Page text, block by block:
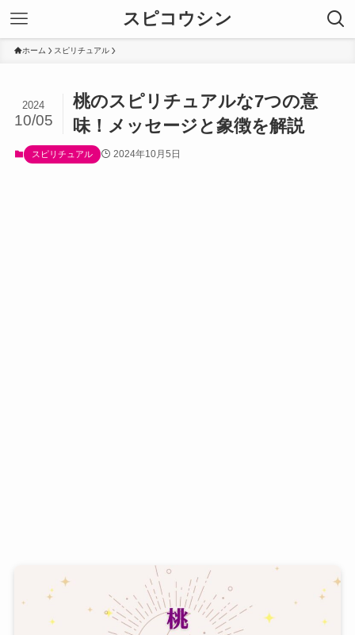
スピコウシン
ホーム スピリチュアル
桃のスピリチュアルな7つの意
味！メッセージと象徴を解説
2024
10/05
スピリチュアル 2024年10月5日